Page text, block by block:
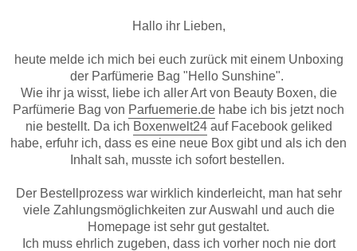
Hallo ihr Lieben,
heute melde ich mich bei euch zurück mit einem Unboxing
der Parfümerie Bag "Hello Sunshine".
Wie ihr ja wisst, liebe ich aller Art von Beauty Boxen, die
Parfümerie Bag von Parfuemerie.de habe ich bis jetzt noch
nie bestellt. Da ich Boxenwelt24auf Facebook geliked
habe, erfuhr ich, dass es eine neue Box gibt und als ich den
Inhalt sah, musste ich sofort bestellen.
Der Bestellprozess war wirklich kinderleicht, man hat sehr
viele Zahlungsmöglichkeiten zur Auswahl und auch die
Homepage ist sehr gut gestaltet.
Ich muss ehrlich zugeben, dass ich vorher noch nie dort